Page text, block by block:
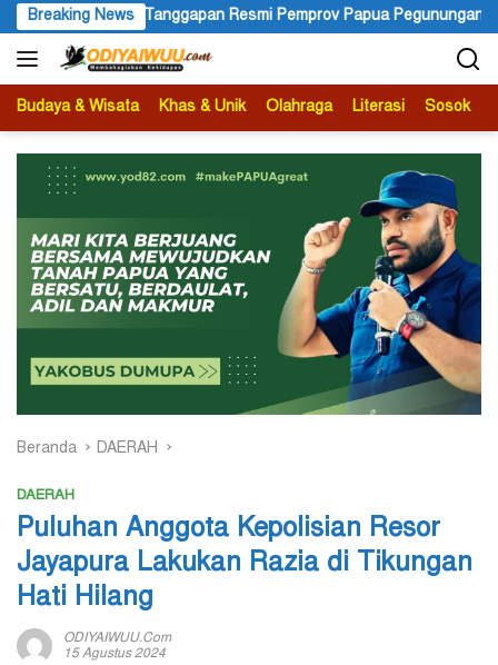
Langsung
ke
konten
Breaking News
Pemprov Papua Pegunungan Pasca Gubernur Dr John Tabo
Budaya & Wisata Khas & Unik Olahraga Literasi Sosok
Beranda DAERAH
DAERAH
Puluhan Anggota Kepolisian Resor
Jayapura Lakukan Razia di Tikungan
Hati Hilang
ODIYAIWUU.com
15 Agustus 2024